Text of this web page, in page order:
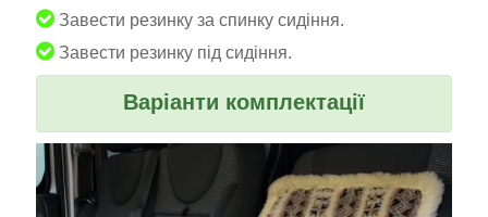
Завести резинку за спинку сидіння.
Завести резинку під сидіння.
Варіанти комплектації